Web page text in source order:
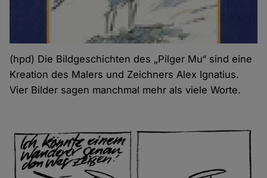
(hpd) Die Bildgeschichten des „Pilger Mu“ sind eine
Kreation des Malers und Zeichners Alex Ignatius.
Vier Bilder sagen manchmal mehr als viele Worte.